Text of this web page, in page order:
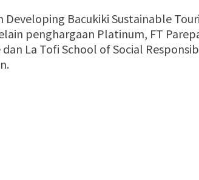
Bacukiki Sustainable
penghargaan Platinum, FT
La Tofi School of Social